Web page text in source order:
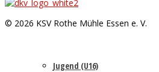
Jugend (U16)
© 2026 KSV Rothe Mühle Essen e. V.